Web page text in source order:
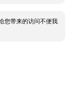
您带来的访问不便我